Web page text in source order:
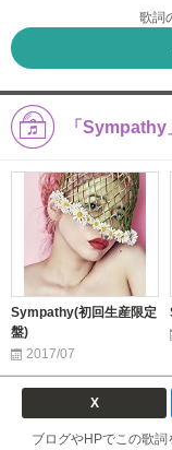
歌詞
「
Sympathy(初回生産限定
盤)
2017/07
X
ブログやHPでこの歌